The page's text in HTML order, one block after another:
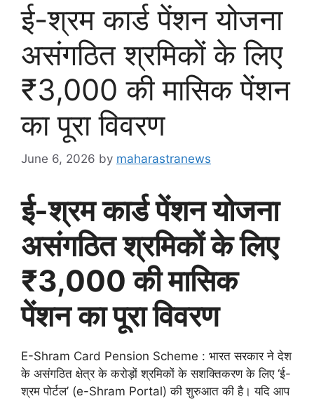
ई-श्रम कार्ड पेंशन योजना
असंगठित श्रमिकों के लिए
₹3,000 की मासिक पेंशन
का पूरा विवरण
June 6, 2026 by maharastranews
ई-श्रम कार्ड पेंशन योजना
असंगठित श्रमिकों के लिए
₹3,000 की मासिक
पेंशन का पूरा विवरण
E-Shram Card Pension Scheme : भारत सरकार ने देश
के असंगठित क्षेत्र के करोड़ों श्रमिकों के सशक्तिकरण के लिए ‘ई-
श्रम पोर्टल’ (e-Shram Portal) की शुरुआत की है। यदि आप